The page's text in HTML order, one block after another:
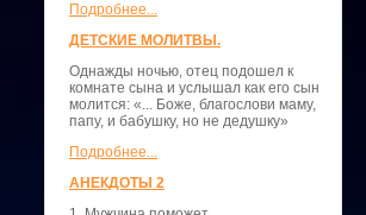
Подробнее...
ДЕТСКИЕ МОЛИТВЫ.
Однажды ночью, отец подошел к
комнате сына и услышал как его сын
молится: «... Боже, благослови маму,
папу, и бабушку, но не дедушку»
Подробнее...
АНЕКДОТЫ 2